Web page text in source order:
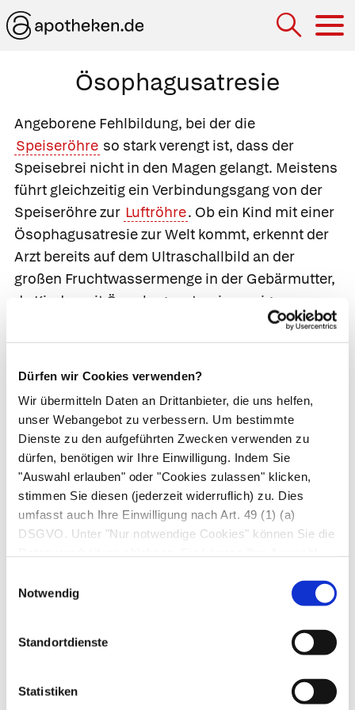
Dürfen wir Cookies verwenden?
Wir übermitteln Daten an Drittanbieter, die uns helfen,
unser Webangebot zu verbessern. Um bestimmte
Dienste zu den aufgeführten Zwecken verwenden zu
dürfen, benötigen wir Ihre Einwilligung. Indem Sie
"Auswahl erlauben" oder "Cookies zulassen" klicken,
stimmen Sie diesen (jederzeit widerruflich) zu. Dies
umfasst auch Ihre Einwilligung nach Art. 49 (1) (a)
DSGVO. Unter "Nur notwendige Cookies" können Sie die
Notwendig
Standortdienste
Statistiken
Ösophagusatresie
Angeborene Fehlbildung, bei der die
Speiseröhre so stark verengt ist, dass der
Speisebrei nicht in den Magen gelangt. Meistens
führt gleichzeitig ein Verbindungsgang von der
Speiseröhre zur Luftröhre. Ob ein Kind mit einer
Ösophagusatresie zur Welt kommt, erkennt der
Arzt bereits auf dem Ultraschallbild an der
großen Fruchtwassermenge in der Gebärmutter,
da Kinder mit Ösophagusatresie weniger
Fruchtwasser schlucken als gesunde Kinder. Das
Neugeborene leidet häufig an
Erstickungsanfällen, außerdem tropft auffällig
eine Ösophagusatresie evrsucht der Arzt
vorsichtig eineSondein die Speiseröhre des
Kindes einzuführen. Ist dies nicht möglich,
schafft eineRöntgenaufnahmeKlarheit. Ist die
Diagnose gesichert, operiert der Arzt das Kind
noch in den ersten Stunden nach der Geburt.
Dabei macht er die Speiseröhre durchgängig
Luftröhre. Nach der Operation muss die
Speiseröhre noch mehrfach gedehnt werden,
ehe sie weit genug für eine natürliche
Nahrungsaufnahme ist. Für diese Übergangszeit
zwischen dem
und der